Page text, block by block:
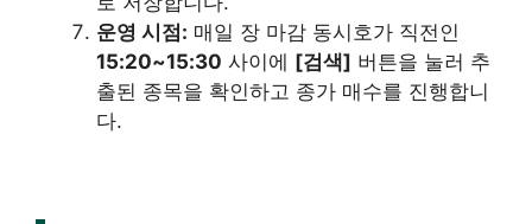
운영 시점: 매일 장 마감 동시호가 직전인
15:20~15:30 사이에 [검색] 버튼을 눌러 추
출된 종목을 확인하고 종가 매수를 진행합니
다.